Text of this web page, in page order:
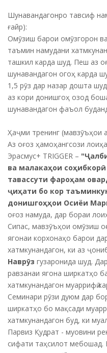
Шунавандагонро тавсиф
ғайр):
Омӯзиш барои омӯзгорон
таъмин намудани
ташкил карда шуд. Пеш аз
шунавандагон огоҳ карда
1,5 рӯз дар назар дошта
аз кори донишгоҳ озод
шунавандагон фаъол
Ҳаҷми тренинг (мавзӯъҳои
Аз оғоз ҳамоҳангсози
Эрасмус+ TRIGGER –
ва малакаҳои
тавассути фароҳам
ҷиҳати бо кор
донишгоҳҳои Осиёи
оғоз намуда, дар бораи
Сипас, мавзӯъҳои омӯзиш
ягонаи корхонаҳо барои
хатмкунандагон, ки аз
Наврӯз гузаронида шуд.
равзанаи ягона ширкатҳо
хатмкунандагон муаррифӣ
Семинари рӯзи дуюм дар
ширкатҳо бо мақсади
хатмкунандагон буд, ки
Парвиз Қудрат - муовини
сифати таҳсилот мебошад.